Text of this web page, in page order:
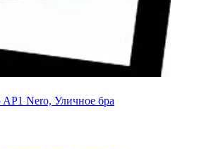
Nero, Уличное бра